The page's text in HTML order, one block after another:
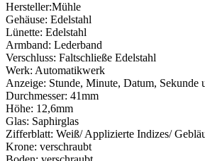
Hersteller:Mühle
Gehäuse: Edelstahl
Lünette: Edelstahl
Armband: Lederband
Verschluss: Faltschließe Edelstahl
Werk: Automatikwerk
Anzeige: Stunde, Minute, Datum, Sekunde
Durchmesser: 41mm
Höhe: 12,6mm
Glas: Saphirglas
Zifferblatt: Weiß/ Applizierte Indizes/
Krone: verschraubt